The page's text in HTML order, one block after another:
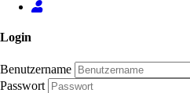
Login
Benutzername
Passwort